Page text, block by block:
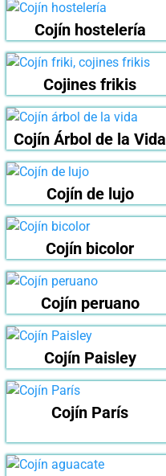
Cojín hostelería
Cojines frikis
Cojín Árbol de la Vida
Cojín de lujo
Cojín bicolor
Cojín peruano
Cojín Paisley
Cojín París